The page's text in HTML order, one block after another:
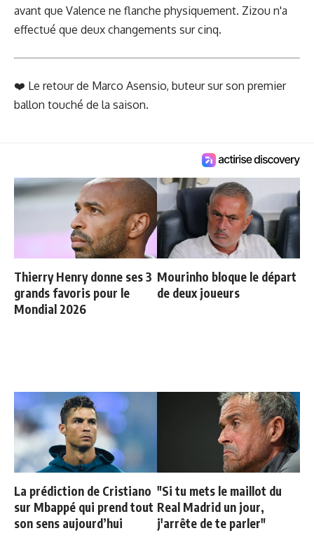
avant que Valence ne flanche physiquement. Zizou n'a
effectué que deux changements sur cinq.
❤️ Le retour de Marco Asensio, buteur sur son premier
ballon touché de la saison.
Thierry Henry donne ses 3
grands favoris pour le
Mondial 2026
Mourinho bloque le départ
de deux joueurs
La prédiction de Cristiano
sur Mbappé qui prend tout
son sens aujourd’hui
"Si tu mets le maillot du
Real Madrid un jour,
j'arrête de te parler"